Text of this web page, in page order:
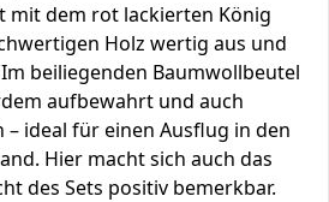
mit dem rot lackierten König
Holz wertig aus und
beiliegenden Baumwollbeutel
aufbewahrt und auch
ideal für einen Ausflug in den
Hier macht sich auch das
des Sets positiv bemerkbar.